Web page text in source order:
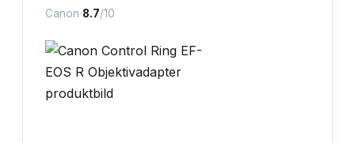
Canon·8.7/10